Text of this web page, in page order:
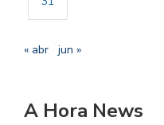
« abr jun »
A Hora News